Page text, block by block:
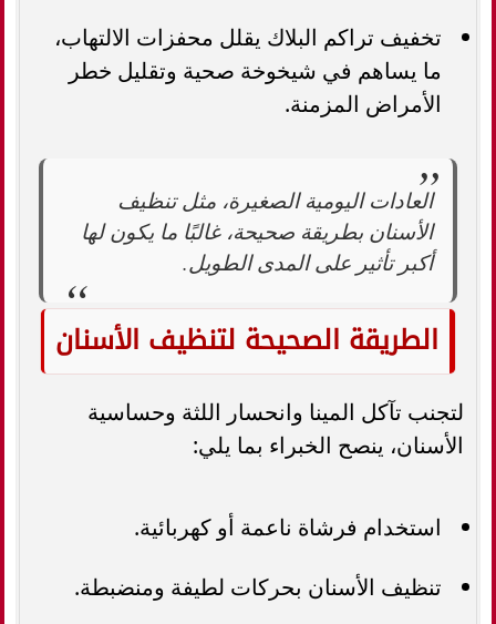
تخفيف تراكم البلاك يقلل محفزات الالتهاب،
ما يساهم في شيخوخة صحية وتقليل خطر
الأمراض المزمنة.
العادات اليومية الصغيرة، مثل تنظيف
الأسنان بطريقة صحيحة، غالبًا ما يكون لها
أكبر تأثير على المدى الطويل.
الطريقة الصحيحة لتنظيف الأسنان
لتجنب تآكل المينا وانحسار اللثة وحساسية
الأسنان، ينصح الخبراء بما يلي:
استخدام فرشاة ناعمة أو كهربائية.
تنظيف الأسنان بحركات لطيفة ومنضبطة.